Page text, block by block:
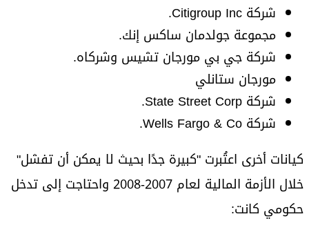
شركة Citigroup Inc.
مجموعة جولدمان ساكس إنك.
شركة جي بي مورجان تشيس وشركاه.
مورجان ستانلي
شركة State Street Corp.
شركة Wells Fargo & Co.
كيانات أخرى اعتُبرت "كبيرة جدًا بحيث لا يمكن أن تفشل"
خلال الأزمة المالية لعام 2007-2008 واحتاجت إلى تدخل
حكومي كانت: